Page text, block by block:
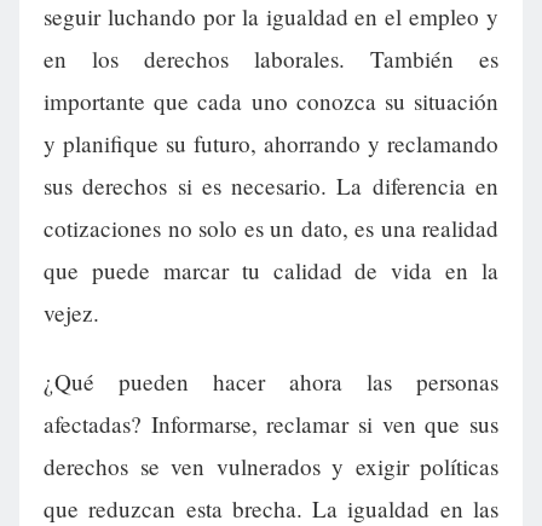
seguir luchando por la igualdad en el empleo y
en los derechos laborales. También es
importante que cada uno conozca su situación
y planifique su futuro, ahorrando y reclamando
sus derechos si es necesario. La diferencia en
cotizaciones no solo es un dato, es una realidad
que puede marcar tu calidad de vida en la
vejez.
¿Qué pueden hacer ahora las personas
afectadas? Informarse, reclamar si ven que sus
derechos se ven vulnerados y exigir políticas
que reduzcan esta brecha. La igualdad en las